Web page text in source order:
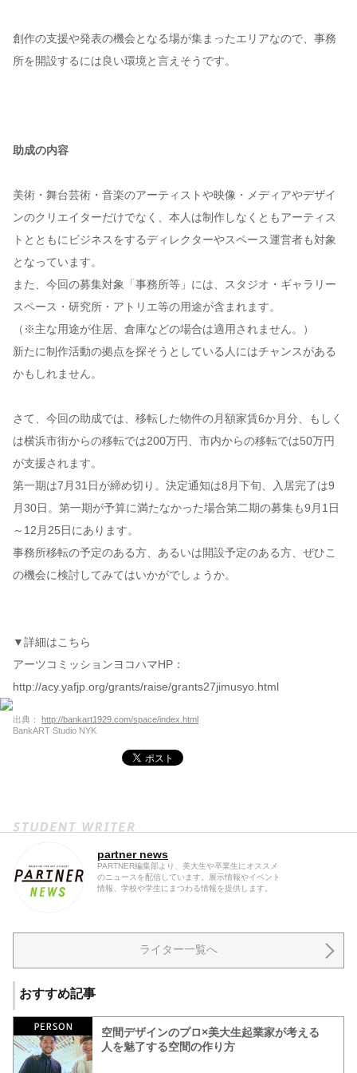
創作の支援や発表の機会となる場が集まったエリアなので、事務
所を開設するには良い環境と言えそうです。
助成の内容
美術・舞台芸術・音楽のアーティストや映像・メディアやデザイ
ンのクリエイターだけでなく、本人は制作しなくともアーティス
トとともにビジネスをするディレクターやスペース運営者も対象
となっています。
また、今回の募集対象「事務所等」には、スタジオ・ギャラリー
スペース・研究所・アトリエ等の用途が含まれます。
（※主な用途が住居、倉庫などの場合は適用されません。）
新たに制作活動の拠点を探そうとしている人にはチャンスがある
かもしれません。
さて、今回の助成では、移転した物件の月額家賃6か月分、もしく
は横浜市街からの移転では200万円、市内からの移転では50万円
が支援されます。
第一期は7月31日が締め切り。決定通知は8月下旬、入居完了は9
月30日。第一期が予算に満たなかった場合第二期の募集も9月1日
～12月25日にあります。
事務所移転の予定のある方、あるいは開設予定のある方、ぜひこ
の機会に検討してみてはいかがでしょうか。
▼詳細はこちら
アーツコミッションヨコハマHP：
http://acy.yafjp.org/grants/raise/grants27jimusyo.html
出典：
http://bankart1929.com/space/index.html
BankART Studio NYK
partner news
PARTNER編集部より、美大生や卒業生にオススメ
のニュースを配信しています。展示情報やイベント
情報、学校や学生にまつわる情報を提供します。
ライター一覧へ
おすすめ記事
空間デザインのプロ×美大生起業家が考える
人を魅了する空間の作り方